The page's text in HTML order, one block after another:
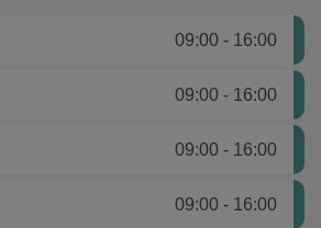
09:00 - 16:00
09:00 - 16:00
09:00 - 16:00
09:00 - 16:00